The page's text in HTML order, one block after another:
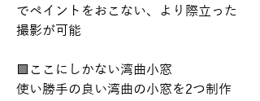
でペイントをおこない、より際立った
撮影が可能
🟪ここにしかない湾曲小窓
使い勝手の良い湾曲の小窓を2つ制作